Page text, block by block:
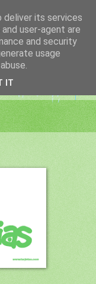
deliver its services
user-agent are
and security
usage
IT